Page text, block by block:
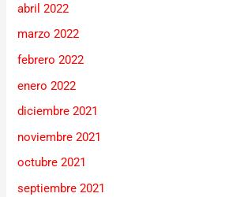
abril 2022
marzo 2022
febrero 2022
enero 2022
diciembre 2021
noviembre 2021
octubre 2021
septiembre 2021